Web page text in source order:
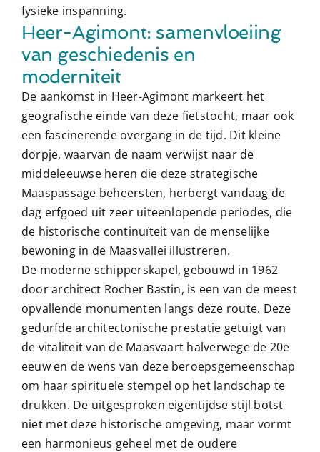
fysieke inspanning.
Heer-Agimont: samenvloeiing
van geschiedenis en
moderniteit
De aankomst in Heer-Agimont markeert het
geografische einde van deze fietstocht, maar ook
een fascinerende overgang in de tijd. Dit kleine
dorpje, waarvan de naam verwijst naar de
middeleeuwse heren die deze strategische
Maaspassage beheersten, herbergt vandaag de
dag erfgoed uit zeer uiteenlopende periodes, die
de historische continuïteit van de menselijke
bewoning in de Maasvallei illustreren.
De moderne schipperskapel, gebouwd in 1962
door architect Rocher Bastin, is een van de meest
opvallende monumenten langs deze route. Deze
gedurfde architectonische prestatie getuigt van
de vitaliteit van de Maasvaart halverwege de 20e
eeuw en de wens van deze beroepsgemeenschap
om haar spirituele stempel op het landschap te
drukken. De uitgesproken eigentijdse stijl botst
niet met deze historische omgeving, maar vormt
een harmonieus geheel met de oudere